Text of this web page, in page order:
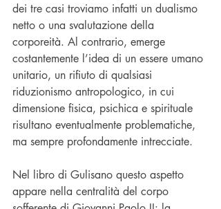
dei tre casi troviamo infatti un dualismo
netto o una svalutazione della
corporeità. Al contrario, emerge
costantemente l’idea di un essere umano
unitario, un rifiuto di qualsiasi
riduzionismo antropologico, in cui
dimensione fisica, psichica e spirituale
risultano eventualmente problematiche,
ma sempre profondamente intrecciate.
Nel libro di Gulisano questo aspetto
appare nella centralità del corpo